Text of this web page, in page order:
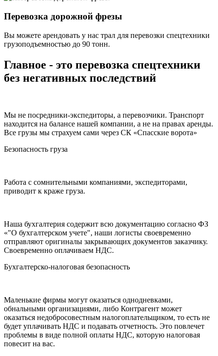
Перевозка дорожной фрезы
Вы можете арендовать у нас трал для перевозки спецтехники
грузоподъемностью до 90 тонн.
Главное - это перевозка спецтехники
без негативных последствий
Мы не посредники-экспедиторы, а перевозчики. Транспорт
находится на балансе нашей компании, а не на правах аренды.
Все грузы мы страхуем сами через СК «Спасские ворота»
Безопасность груза
Работа с сомнительными компаниями, экспедиторами,
приводит к краже груза.
Наша бухгалтерия содержит всю документацию согласно ФЗ
«"О бухгалтерском учете", наши логисты своевременно
отправляют оригиналы закрывающих документов заказчику.
Своевременно оплачиваем НДС.
Бухгалтерско-налоговая безопасность
Маленькие фирмы могут оказаться однодневками,
обнальными организациями, либо Контрагент может
оказаться недобросовестным налогоплательщиком, то есть не
будет уплачивать НДС и подавать отчетность. Это повлечет
проблемы в виде полной оплаты НДС, которую налоговая
повесит на вас.